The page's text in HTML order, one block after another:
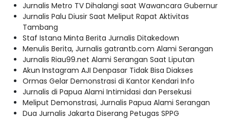
Jurnalis Metro TV Dihalangi saat Wawancara Gubernur
Jurnalis Palu Diusir Saat Meliput Rapat Aktivitas
Tambang
Staf Istana Minta Berita Jurnalis Ditakedown
Menulis Berita, Jurnalis gatrantb.com Alami Serangan
Jurnalis Riau99.net Alami Serangan Saat Liputan
Akun Instagram AJI Denpasar Tidak Bisa Diakses
Ormas Gelar Demonstrasi di Kantor Kendari Info
Jurnalis di Papua Alami Intimidasi dan Persekusi
Meliput Demonstrasi, Jurnalis Papua Alami Serangan
Dua Jurnalis Jakarta Diserang Petugas SPPG